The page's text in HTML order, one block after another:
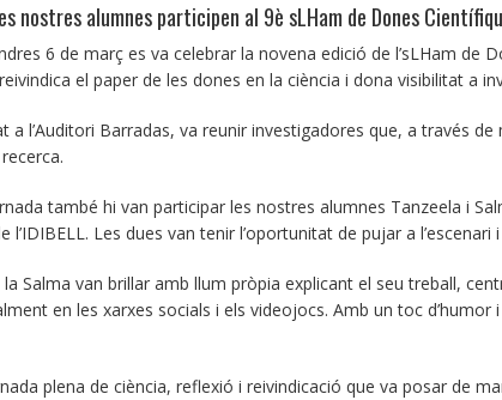
nostres alumnes participen al 9è sLHam de Dones
6 de març es va celebrar la novena edició de l’sLHam de
el paper de les dones en la ciència i dona visibilitat a
a l’Auditori Barradas, va reunir investigadores que, a través
també hi van participar les nostres alumnes Tanzeela i
l’IDIBELL. Les dues van tenir l’oportunitat de pujar a
Salma van brillar amb llum pròpia explicant el seu treball,
en les xarxes socials i els videojocs. Amb un toc
plena de ciència, reflexió i reivindicació que va posar de